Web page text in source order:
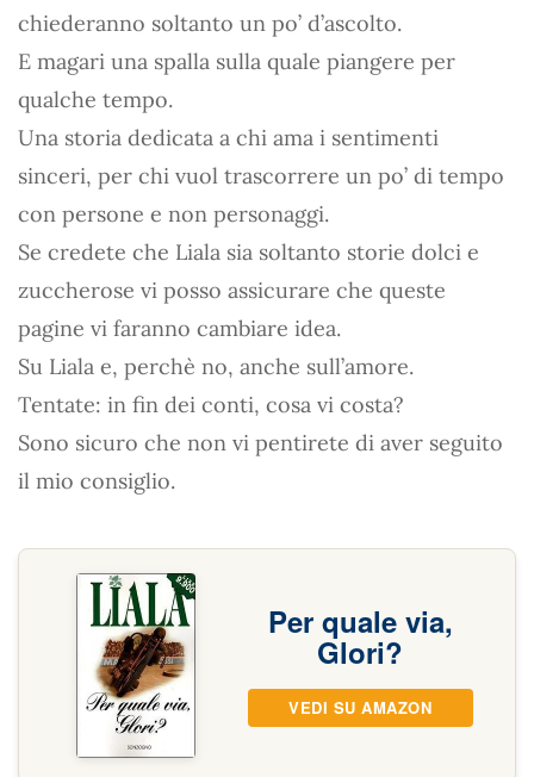
chiederanno soltanto un po’ d’ascolto.
E magari una spalla sulla quale piangere per
qualche tempo.
Una storia dedicata a chi ama i sentimenti
sinceri, per chi vuol trascorrere un po’ di tempo
con persone e non personaggi.
Se credete che Liala sia soltanto storie dolci e
zuccherose vi posso assicurare che queste
pagine vi faranno cambiare idea.
Su Liala e, perchè no, anche sull’amore.
Tentate: in fin dei conti, cosa vi costa?
Sono sicuro che non vi pentirete di aver seguito
il mio consiglio.
Per quale via,
Glori?
VEDI SU AMAZON